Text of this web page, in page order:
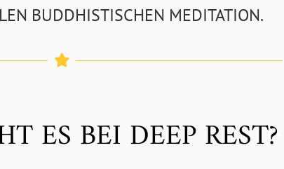
BUDDHISTISCHEN MEDITATION.
ES BEI DEEP REST?